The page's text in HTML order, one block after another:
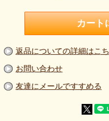
【風 合】軽めでしなやか、
【特 徴】起毛加工により、
【ボタン参考】質感比較用
【ご注意】色味はご覧の環境
感は目安としてご覧ください
軽やかな着心地と高い伸縮性
ト。
黒のシンプルな色味で、用途
動きやすさを重視したトップ
返品についての詳細はこ
お問い合わせ
友達にメールですすめる